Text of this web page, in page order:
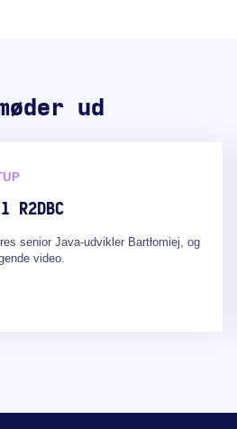
ud
senior Java-udvikler Bartłomiej, og
video.